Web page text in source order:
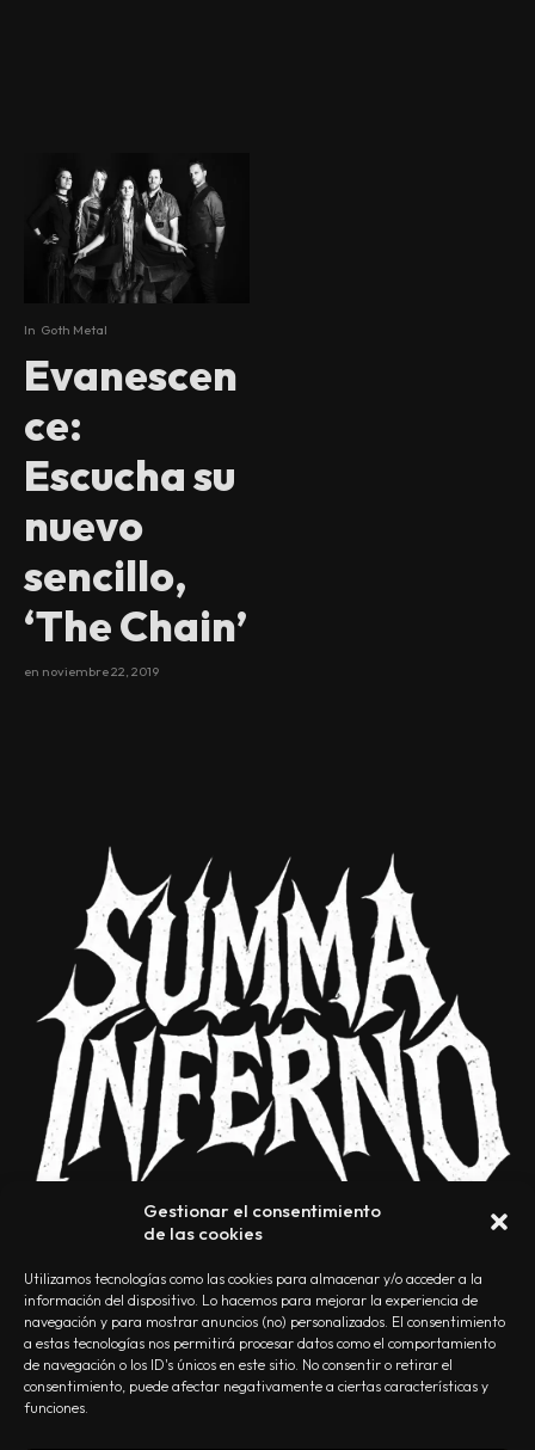
Gestionar el consentimiento
de las cookies
Utilizamos tecnologías como las cookies para almacenar y/o acceder a la
información del dispositivo. Lo hacemos para mejorar la experiencia de
navegación y para mostrar anuncios (no) personalizados. El consentimiento
a estas tecnologías nos permitirá procesar datos como el comportamiento
de navegación o los ID's únicos en este sitio. No consentir o retirar el
consentimiento, puede afectar negativamente a ciertas características y
funciones.
In Goth Metal
Evanescen
ce:
Escucha su
nuevo
sencillo,
‘The Chain’
en noviembre 22, 2019
NOSOTROS CONTACTO EDITORIAL POLÍTICA DE PRIVACIDAD